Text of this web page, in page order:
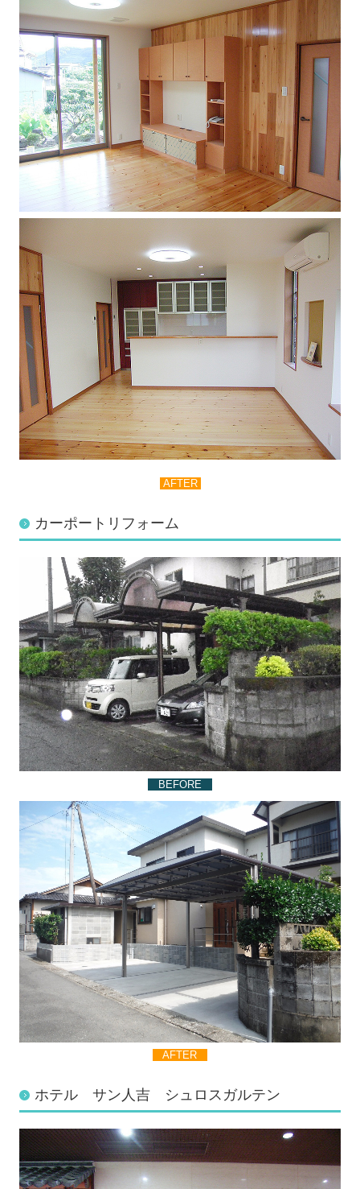
AFTER
カーポートリフォーム
BEFORE
AFTER
ホテル サン人吉 シュロスガルテン